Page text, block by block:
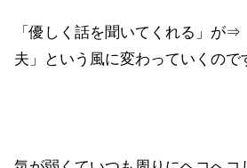
「優しく話を聞いてくれる」が⇒
夫」という風に変わっていくので